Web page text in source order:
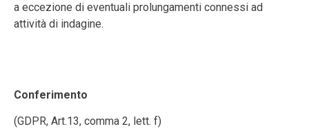
a eccezione di eventuali prolungamenti connessi ad
attività di indagine.
Conferimento
(GDPR, Art.13, comma 2, lett. f)